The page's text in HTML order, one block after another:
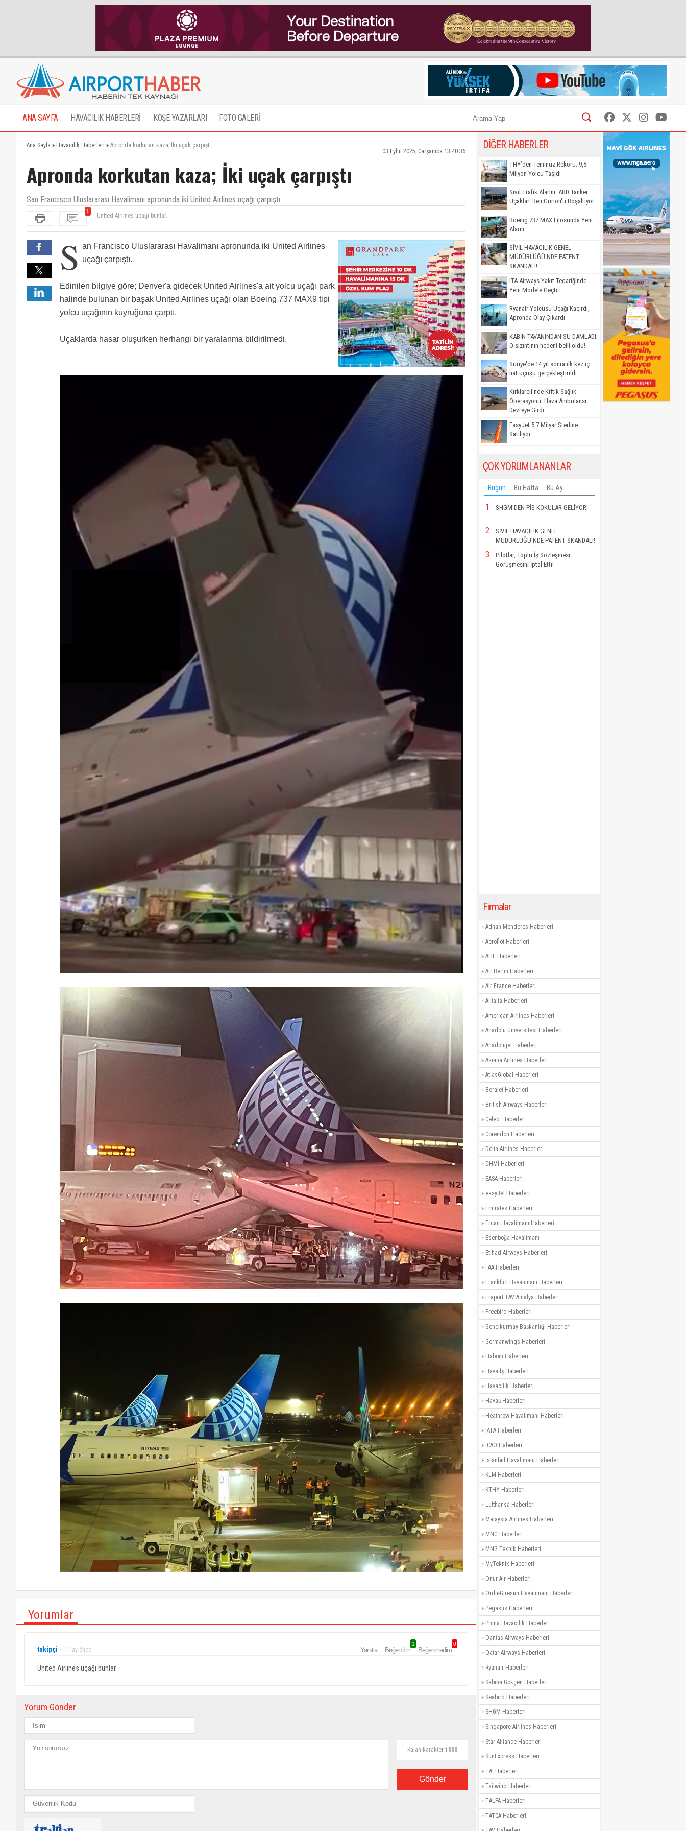
ANA SAYFA HAVACILIK HABERLERİ KÖŞE YAZARLARI FOTO GALERİ
Ana Sayfa » Havacılık Haberleri » Apronda korkutan kaza; İki uçak çarpıştı
03 Eylül 2025, Çarşamba 13:40:36
Apronda korkutan kaza; İki uçak çarpıştı
San Francisco Uluslararası Havalimanı apronunda iki United Airlines uçağı çarpıştı.
1
United Airlines uçağı bunlar.
S an Francisco Uluslararası Havalimanı apronunda iki United Airlines
uçağı çarpıştı.
Edinilen bilgiye göre; Denver'a gidecek United Airlines'a ait yolcu uçağı park
halinde bulunan bir başak United Airlines uçağı olan Boeing 737 MAX9 tipi
yolcu uçağının kuyruğuna çarptı.
Uçaklarda hasar oluşurken herhangi bir yaralanma bildirilmedi.
Yorumlar
takipçi ~ 11 ay önce Yanıtla Beğendim
1
Beğenmedim
0
United Airlines uçağı bunlar.
Yorum Gönder
Kalan karakter 1000
Gönder
DİĞER HABERLER
THY’den Temmuz Rekoru: 9,5
Milyon Yolcu Taşıdı
Sivil Trafik Alarmı: ABD Tanker
Uçakları Ben Gurion'u Boşaltıyor
Boeing 737 MAX Filosunda Yeni
Alarm
SİVİL HAVACILIK GENEL
MÜDÜRLÜĞÜ'NDE PATENT
SKANDALI!
ITA Airways Yakıt Tedariğinde
Yeni Modele Geçti
Ryanair Yolcusu Uçağı Kaçırdı,
Apronda Olay Çıkardı
KABİN TAVANINDAN SU DAMLADI;
O sızıntının nedeni belli oldu!
Suriye'de 14 yıl sonra ilk kez iç
hat uçuşu gerçekleştirildi
Kırklareli'nde Kritik Sağlık
Operasyonu: Hava Ambulansı
Devreye Girdi
EasyJet 5,7 Milyar Sterline
Satılıyor
ÇOK YORUMLANANLAR
Bugün Bu Hafta Bu Ay
1 SHGM'DEN PİS KOKULAR GELİYOR!
2
SİVİL HAVACILIK GENEL
MÜDÜRLÜĞÜ'NDE PATENT SKANDALI!
3
Pilotlar, Toplu İş Sözleşmesi
Görüşmesini İptal Etti!
Firmalar
» Adnan Menderes Haberleri
» Aeroflot Haberleri
» AHL Haberleri
» Air Berlin Haberleri
» Air France Haberleri
» Alitalia Haberleri
» American Airlines Haberleri
» Anadolu Üniversitesi Haberleri
» Anadolujet Haberleri
» Asiana Airlines Haberleri
» AtlasGlobal Haberleri
» Borajet Haberleri
» British Airways Haberleri
» Çelebi Haberleri
» Corendon Haberleri
» Delta Airlines Haberleri
» DHMİ Haberleri
» EASA Haberleri
» easyJet Haberleri
» Emirates Haberleri
» Ercan Havalimanı Haberleri
» Esenboğa Havalimanı
» Etihad Airways Haberleri
» FAA Haberleri
» Frankfurt Havalimanı Haberleri
» Fraport TAV Antalya Haberleri
» Freebird Haberleri
» Genelkurmay Başkanlığı Haberleri
» Germanwings Haberleri
» Habom Haberleri
» Hava İş Haberleri
» Havacılık Haberleri
» Havaş Haberleri
» Heathrow Havalimanı Haberleri
» IATA Haberleri
» ICAO Haberleri
» İstanbul Havalimanı Haberleri
» KLM Haberleri
» KTHY Haberleri
» Lufthansa Haberleri
» Malaysia Airlines Haberleri
» MNG Haberleri
» MNG Teknik Haberleri
» MyTeknik Haberleri
» Onur Air Haberleri
» Ordu-Giresun Havalimanı Haberleri
» Pegasus Haberleri
» Prima Havacılık Haberleri
» Qantas Airways Haberleri
» Qatar Airways Haberleri
» Ryanair Haberleri
» Sabiha Gökçen Haberleri
» Seabird Haberleri
» SHGM Haberleri
» Singapore Airlines Haberleri
» Star Alliance Haberleri
» SunExpress Haberleri
» TAI Haberleri
» Tailwind Haberleri
» TALPA Haberleri
» TATCA Haberleri